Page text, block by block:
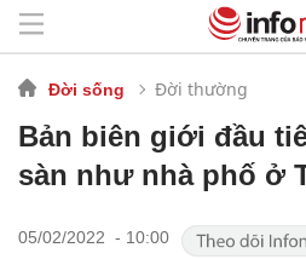
Đời sống Đời thường
Bản biên giới đầu
sàn như nhà phố ở
05/02/2022 - 10:00